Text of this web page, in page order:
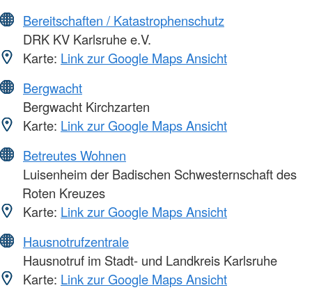
Bereitschaften / Katastrophenschutz
DRK KV Karlsruhe e.V.
Karte: Link zur Google Maps Ansicht
Bergwacht
Bergwacht Kirchzarten
Karte: Link zur Google Maps Ansicht
Betreutes Wohnen
Luisenheim der Badischen Schwesternschaft des
Roten Kreuzes
Karte: Link zur Google Maps Ansicht
Hausnotrufzentrale
Hausnotruf im Stadt- und Landkreis Karlsruhe
Karte: Link zur Google Maps Ansicht